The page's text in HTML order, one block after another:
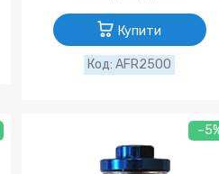
Купити
AFR2500